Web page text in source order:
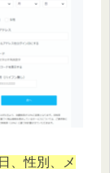
、性別、メ